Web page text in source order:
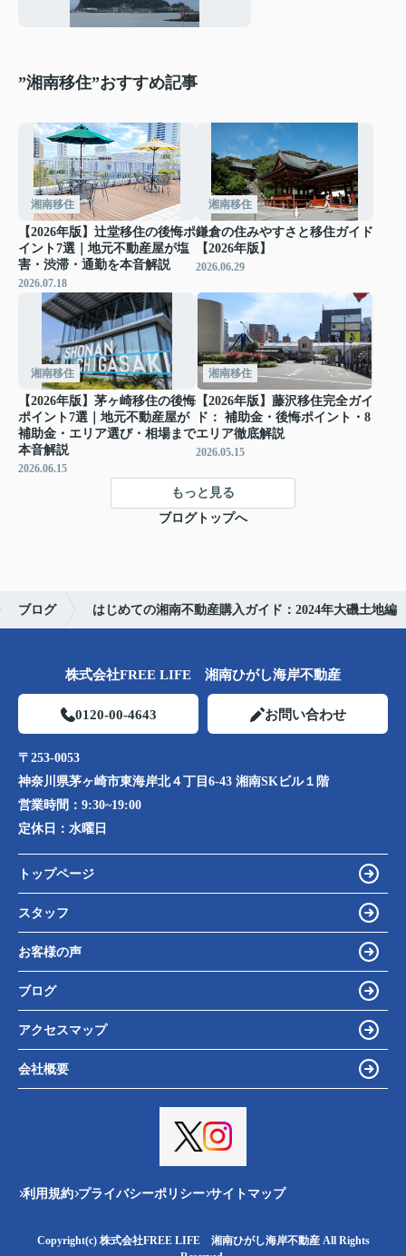
”湘南移住”おすすめ記事
湘南移住
【2026年版】辻堂移住の後悔ポ
イント7選｜地元不動産屋が塩
害・渋滞・通勤を本音解説
2026.07.18
湘南移住
鎌倉の住みやすさと移住ガイド
【2026年版】
2026.06.29
湘南移住
【2026年版】茅ヶ崎移住の後悔
ポイント7選｜地元不動産屋が
補助金・エリア選び・相場まで
本音解説
2026.06.15
湘南移住
【2026年版】藤沢移住完全ガイ
ド： 補助金・後悔ポイント・8
エリア徹底解説
2026.05.15
もっと見る
ブログトップへ
ブログ はじめての湘南不動産購入ガイド：2024年大磯土地編
株式会社FREE LIFE 湘南ひがし海岸不動産
0120-00-4643 お問い合わせ
〒253-0053
神奈川県茅ヶ崎市東海岸北４丁目6-43 湘南SKビル１階
営業時間： 9:30~19:00
定休日： 水曜日
トップページ
スタッフ
お客様の声
ブログ
アクセスマップ
会社概要
利用規約 プライバシーポリシー サイトマップ
Copyright(c) 株式会社FREE LIFE 湘南ひがし海岸不動産 All Rights